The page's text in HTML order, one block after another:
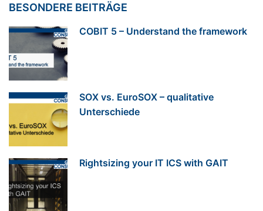
BESONDERE BEITRÄGE
COBIT 5 – Understand the framework
SOX vs. EuroSOX – qualitative
Unterschiede
Rightsizing your IT ICS with GAIT